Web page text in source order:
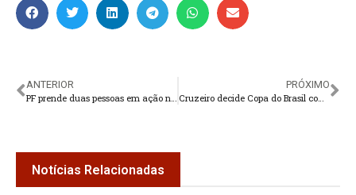
ANTERIOR
PRÓXIMO
Notícias Relacionadas